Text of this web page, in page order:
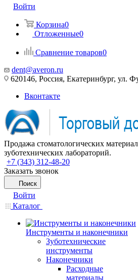
Войти
Корзина0
Отложенные0
Сравнение товаров0
dent@averon.ru
620146, Россия, Екатеринбург, ул.
Вконтакте
Продажа стоматологических
зуботехнических лабораторий.
+7 (343) 312-48-20
Заказать звонок
Поиск
Войти
Каталог
Инструменты и наконечники
Зуботехнические
инструменты
Наконечники
Расходные
материалы